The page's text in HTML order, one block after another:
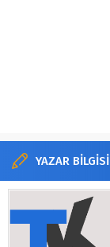
YAZAR BİLGİSİ